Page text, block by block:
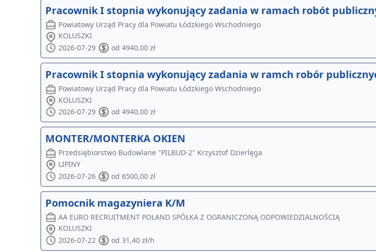
Pracownik I stopnia wykonujący zadania w ramach robót
Powiatowy Urząd Pracy dla Powiatu Łódzkiego Wschodniego
KOLUSZKI
2026-07-29
od 4940,00 zł
Pracownik I stopnia wykonujący zadania w ramch robór
Powiatowy Urząd Pracy dla Powiatu Łódzkiego Wschodniego
KOLUSZKI
2026-07-29
od 4940,00 zł
MONTER/MONTERKA OKIEN
Przedsiębiorstwo Budowlane "PILBUD-2" Krzysztof Dzierlęga
LIPINY
2026-07-26
od 6500,00 zł
Pomocnik magazyniera K/M
AA EURO RECRUITMENT POLAND SPÓŁKA Z OGRANICZONĄ ODPOWIEDZIALNOŚCIĄ
KOLUSZKI
2026-07-22
od 31,40 zł/h